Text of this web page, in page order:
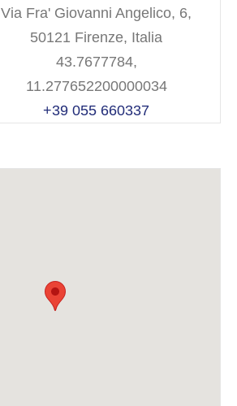
Via Fra' Giovanni Angelico, 6,
50121 Firenze, Italia
43.7677784,
11.277652200000034
+39 055 660337